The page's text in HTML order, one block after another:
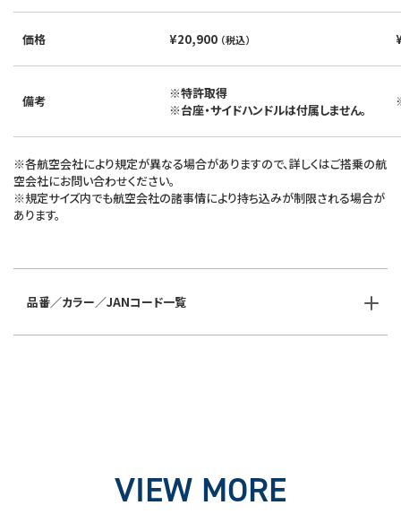
価格 ¥20,900 （税込）
備考
※特許取得
※台座・サイドハンドルは付属しません。
※各航空会社により規定が異なる場合がありますので、詳しくはご搭乗の航
空会社にお問い合わせください。
※規定サイズ内でも航空会社の諸事情により持ち込みが制限される場合が
あります。
品番／カラー／JANコード一覧
VIEW MORE